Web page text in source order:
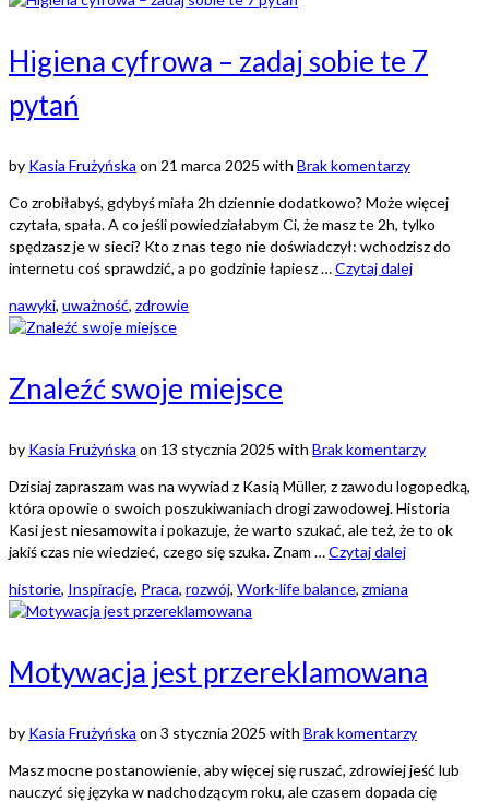
Higiena cyfrowa – zadaj sobie te 7
pytań
by Kasia Frużyńska on 21 marca 2025 with Brak komentarzy
Co zrobiłabyś, gdybyś miała 2h dziennie dodatkowo? Może więcej
czytała, spała. A co jeśli powiedziałabym Ci, że masz te 2h, tylko
spędzasz je w sieci? Kto z nas tego nie doświadczył: wchodzisz do
internetu coś sprawdzić, a po godzinie łapiesz …Czytaj dalej
nawyki, uważność, zdrowie
Znaleźć swoje miejsce
by Kasia Frużyńska on 13 stycznia 2025 with Brak komentarzy
Dzisiaj zapraszam was na wywiad z Kasią Müller, z zawodu logopedką,
która opowie o swoich poszukiwaniach drogi zawodowej. Historia
Kasi jest niesamowita i pokazuje, że warto szukać, ale też, że to ok
jakiś czas nie wiedzieć, czego się szuka. Znam …Czytaj dalej
historie, Inspiracje, Praca, rozwój, Work-life balance, zmiana
Motywacja jest przereklamowana
by Kasia Frużyńska on 3 stycznia 2025 with Brak komentarzy
Masz mocne postanowienie, aby więcej się ruszać, zdrowiej jeść lub
nauczyć się języka w nadchodzącym roku, ale czasem dopada cię